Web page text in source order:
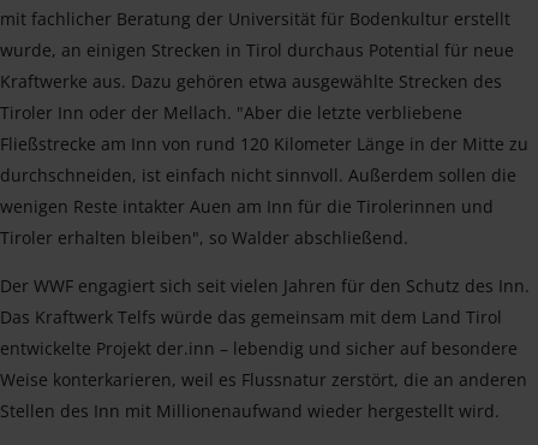
mit fachlicher Beratung der Universität für Bodenkultur erstellt
wurde, an einigen Strecken in Tirol durchaus Potential für neue
Kraftwerke aus. Dazu gehören etwa ausgewählte Strecken des
Tiroler Inn oder der Mellach. "Aber die letzte verbliebene
Fließstrecke am Inn von rund 120 Kilometer Länge in der Mitte zu
durchschneiden, ist einfach nicht sinnvoll. Außerdem sollen die
wenigen Reste intakter Auen am Inn für die Tirolerinnen und
Tiroler erhalten bleiben", so Walder abschließend.
Der WWF engagiert sich seit vielen Jahren für den Schutz des Inn.
Das Kraftwerk Telfs würde das gemeinsam mit dem Land Tirol
entwickelte Projekt der.inn – lebendig und sicher auf besondere
Weise konterkarieren, weil es Flussnatur zerstört, die an anderen
Stellen des Inn mit Millionenaufwand wieder hergestellt wird.